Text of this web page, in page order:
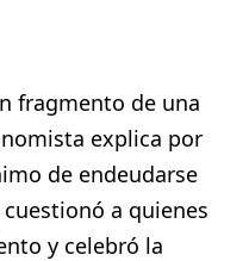
fragmento de una
explica por
de endeudarse
a quienes
y celebró la